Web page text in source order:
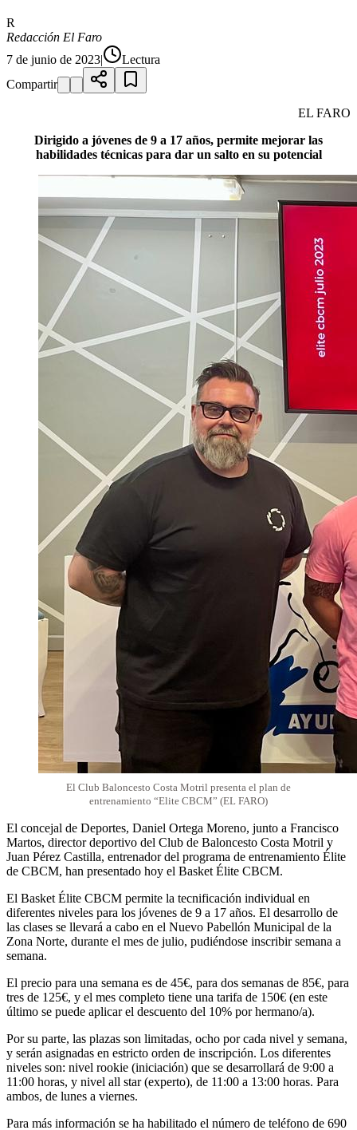
R
Redacción El Faro
7 de junio de 2023|
Lectura
Compartir
EL FARO
Dirigido a jóvenes de 9 a 17 años, permite mejorar las
habilidades técnicas para dar un salto en su potencial
El Club Baloncesto Costa Motril presenta el plan de
entrenamiento “Elite CBCM” (EL FARO)
El concejal de Deportes, Daniel Ortega Moreno, junto a Francisco
Martos, director deportivo del Club de Baloncesto Costa Motril y
Juan Pérez Castilla, entrenador del programa de entrenamiento Élite
de CBCM, han presentado hoy el Basket Élite CBCM.
El Basket Élite CBCM permite la tecnificación individual en
diferentes niveles para los jóvenes de 9 a 17 años. El desarrollo de
las clases se llevará a cabo en el Nuevo Pabellón Municipal de la
Zona Norte, durante el mes de julio, pudiéndose inscribir semana a
semana.
El precio para una semana es de 45€, para dos semanas de 85€, para
tres de 125€, y el mes completo tiene una tarifa de 150€ (en este
último se puede aplicar el descuento del 10% por hermano/a).
Por su parte, las plazas son limitadas, ocho por cada nivel y semana,
y serán asignadas en estricto orden de inscripción. Los diferentes
niveles son: nivel rookie (iniciación) que se desarrollará de 9:00 a
11:00 horas, y nivel all star (experto), de 11:00 a 13:00 horas. Para
ambos, de lunes a viernes.
Para más información se ha habilitado el número de teléfono de 690